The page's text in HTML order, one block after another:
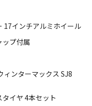
17インチアルミホイール
ップ付属
ィンターマックス SJ8
イヤ 4本セット